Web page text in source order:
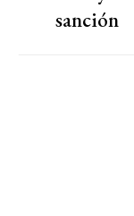
sanción